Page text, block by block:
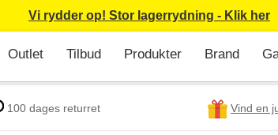
Vi rydder op! Stor lagerrydning - Klik her
Outlet Tilbud Produkter Brand
100 dages returret Vind en